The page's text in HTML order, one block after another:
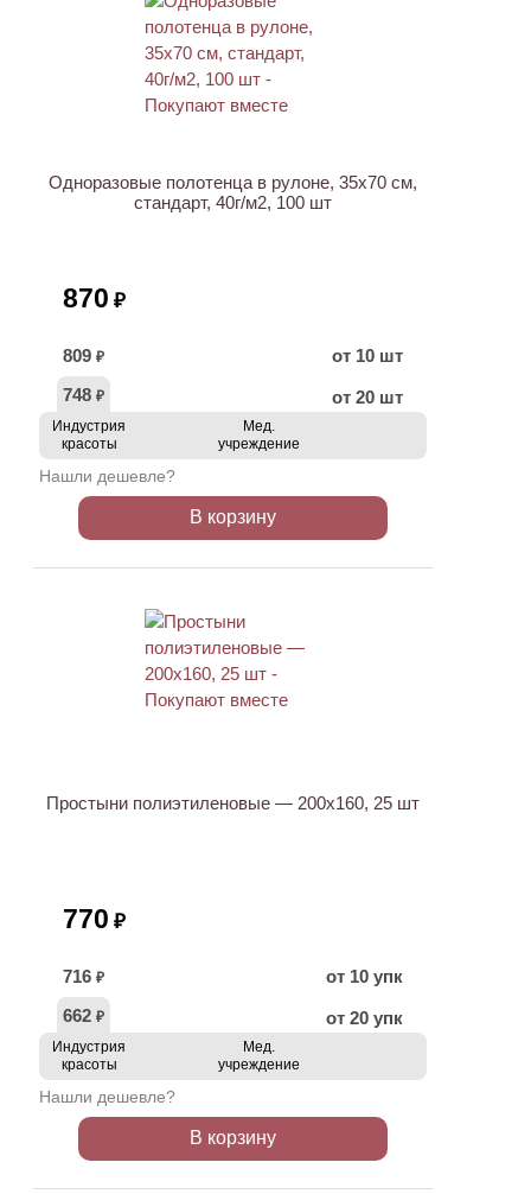
Одноразовые полотенца в рулоне, 35х70 см,
стандарт, 40г/м2, 100 шт
870 ₽
809 ₽
от 10 шт
748 ₽ от 20 шт
Индустрия
красоты
Мед.
учреждение
Нашли дешевле?
В корзину
Простыни полиэтиленовые — 200х160, 25 шт
770 ₽
716 ₽
от 10 упк
662 ₽ от 20 упк
Индустрия
красоты
Мед.
учреждение
Нашли дешевле?
В корзину